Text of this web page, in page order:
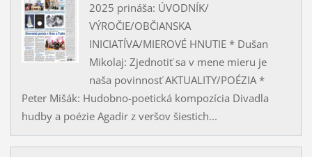
2025 prináša: ÚVODNÍK/
VÝROČIE/OBČIANSKA
INICIATÍVA/MIEROVÉ HNUTIE * Dušan
Mikolaj: Zjednotiť sa v mene mieru je
naša povinnosť AKTUALITY/POÉZIA *
Peter Mišák: Hudobno-poetická kompozícia Divadla
hudby a poézie Agadir z veršov šiestich...